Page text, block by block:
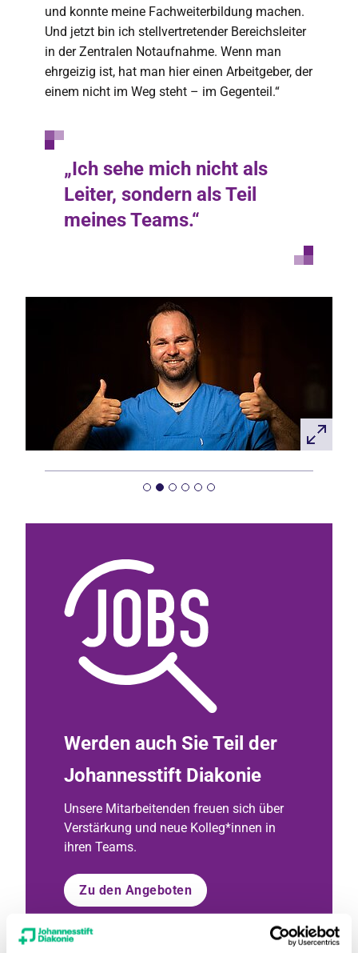
und konnte meine Fachweiterbildung machen.
Und jetzt bin ich stellvertretender Bereichsleiter
in der Zentralen Notaufnahme. Wenn man
ehrgeizig ist, hat man hier einen Arbeitgeber, der
einem nicht im Weg steht – im Gegenteil.“
„Ich sehe mich nicht als
Leiter, sondern als Teil
meines Teams.“
Werden auch Sie Teil der
Johannesstift Diakonie
Unsere Mitarbeitenden freuen sich über
Verstärkung und neue Kolleg*innen in
ihren Teams.
Zu den Angeboten